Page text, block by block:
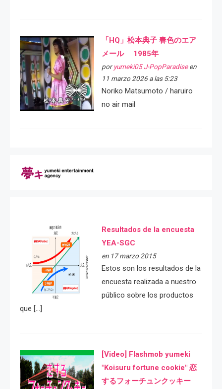
「HQ」松本典子 春色のエア
メール 1985年
por yumeki05 J-PopParadiseen
11 marzo 2026 a las 5:23
Noriko Matsumoto / haruiro
no air mail
Resultados de la encuesta
YEA-SGC
en 17 marzo 2015
Estos son los resultados de la
encuesta realizada a nuestro
público sobre los productos
que […]
[Video] Flashmob yumeki
"Koisuru fortune cookie" 恋
するフォーチュンクッキー